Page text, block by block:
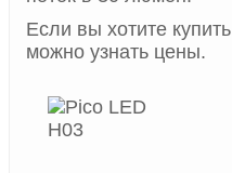
Если вы хотите купить
можно узнать цены.